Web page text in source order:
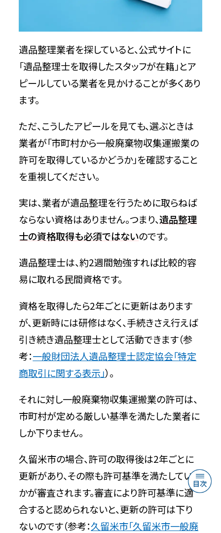
遺品整理業者を探していると、公式サイトに
「遺品整理士を取得したスタッフが在籍」とア
ピールしている業者を見かけることが多くあり
ます。
ただ、こうしたアピールを見ても、選ぶときは
業者が「市町村から一般廃棄物収集運搬業の
許可を取得しているかどうか」を確認すること
を重視してください。
実は、業者が遺品整理を行うために取らねば
ならない資格はありません。つまり、遺品整理
士の資格取得も必須ではないのです。
遺品整理士は、約2週間勉強すれば比較的容
易に取れる民間資格です。
資格を取得したら2年ごとに更新はあります
が、更新時には研修はなく、手続きさえ行えば
引き続き遺品整理士として活動できます（参
考：一般財団法人遺品整理士認定協会「特定
商取引に関する表示」）。
それに対し一般廃棄物収集運搬業の許可は、
市町村が定める厳しい基準を満たした業者に
しか下りません。
久留米市の場合、許可の取得後は2年ごとに
更新があり、その際も許可基準を満たしている
かが審査されます。審査により許可基準に適
合すると認められないと、更新の許可は下り
ないのです（参考：久留米市「久留米市一般廃